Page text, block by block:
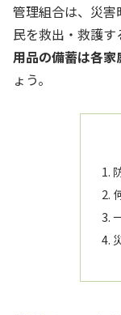
管理組合は、災
民を救出・救護す
用品の備蓄は各
ょう。